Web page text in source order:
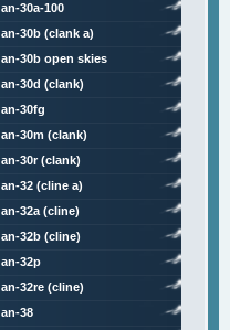
an-30a-100
an-30b (clank a)
an-30b open skies
an-30d (clank)
an-30fg
an-30m (clank)
an-30r (clank)
an-32 (cline a)
an-32a (cline)
an-32b (cline)
an-32p
an-32re (cline)
an-38